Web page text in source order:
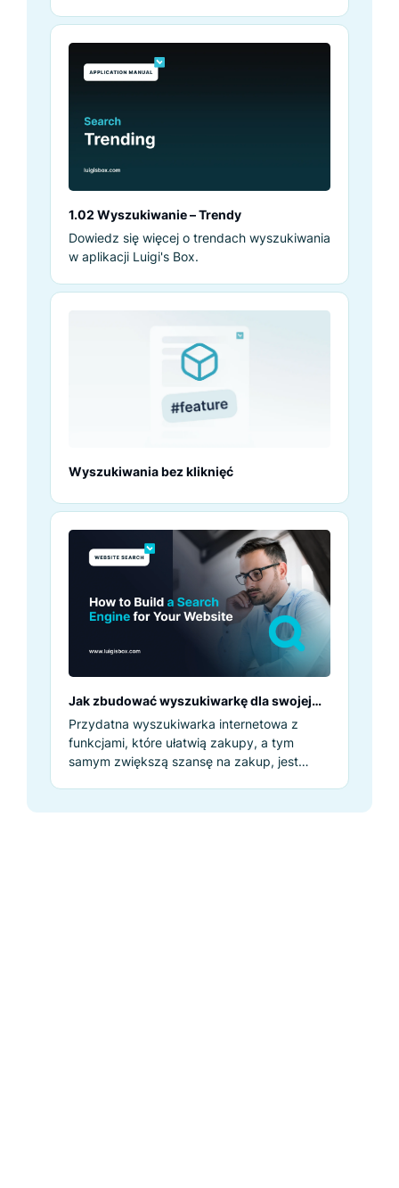
1.02 Wyszukiwanie – Trendy
Dowiedz się więcej o trendach wyszukiwania
w aplikacji Luigi's Box.
Wyszukiwania bez kliknięć
Jak zbudować wyszukiwarkę dla swojej
strony internetowej
Przydatna wyszukiwarka internetowa z
funkcjami, które ułatwią zakupy, a tym
samym zwiększą szansę na zakup, jest